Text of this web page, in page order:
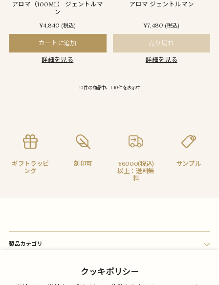
クッキポリシー
アロマ（100ML） ジェントルマ
ン
¥4,840 (税込)
カートに追加
詳細を見る
アロマ ジェントルマン
¥7,480 (税込)
売り切れ
詳細を見る
10件の商品中、1-10件を表示中
ギフトラッピ
ング
刻印可
¥6000(税込)
以上：送料無
料
サンプル
製品カテゴリ